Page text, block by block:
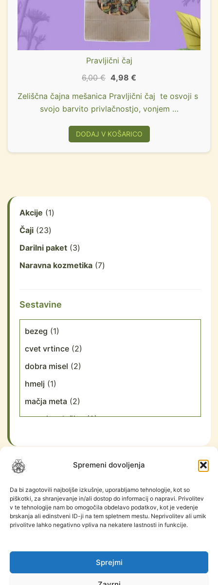
Spremeni dovoljenja
Da bi zagotovili najboljše izkušnje, uporabljamo tehnologije, kot so
piškotki, za shranjevanje in/ali dostop do informacij o napravi. Privolitev
v te tehnologije nam bo omogočila obdelavo podatkov, kot je vedenje
brskanja ali edinstveni ID-ji na tem spletnem mestu. Neprivolitev ali umik
privolitve lahko negativno vpliva na nekatere lastnosti in funkcije.
Sprejmi
Pravljični čaj
6,00€ 4,98 €
Zeliščna čajna mešanica Pravljični čaj te osvoji s
svojo barvito privlačnostjo, vonjem …
DODAJ V KOŠARICO
Akcije
1
Čaji 23
Darilni paket 3
Naravna kozmetika 7
Sestavine
bezeg (1)
cvet vrtince (2)
dobra misel (2)
hmelj (1)
mačja meta (2)
materina dušica (2)
plahtica
poprova meta (1)
šipek (1)
sivka (1)
MENU
Domov
Trgovina
Blog
INFORMACIJE
O nas
Pogoji poslovanja